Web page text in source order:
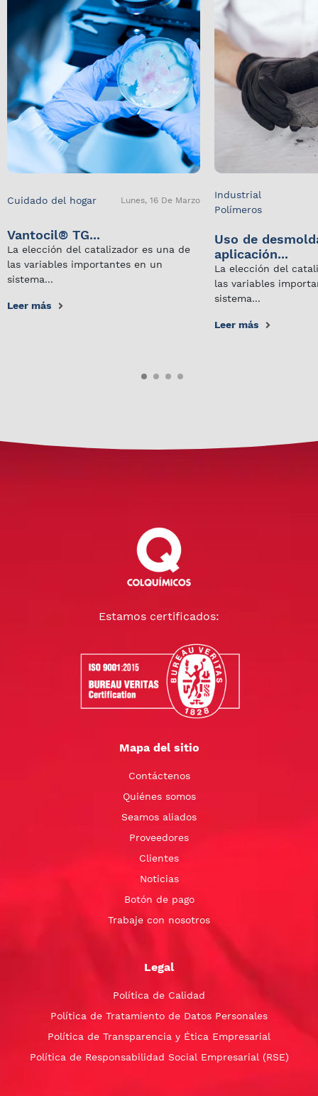
Cuidado del hogar Lunes, 16 De Marzo
Vantocil® TG...
La elección del catalizador es una de
las variables importantes en un
sistema...
Leer más
Industrial
Polímeros
Uso de
aplicación...
La elección del
las variables
sistema...
Leer más
Estamos certificados:
Mapa del sitio
Contáctenos
Quiénes somos
Seamos aliados
Proveedores
Clientes
Noticias
Botón de pago
Trabaje con nosotros
Legal
Política de Calidad
Política de Tratamiento de Datos Personales
Política de Transparencia y Ética Empresarial
Política de Responsabilidad Social Empresarial (RSE)